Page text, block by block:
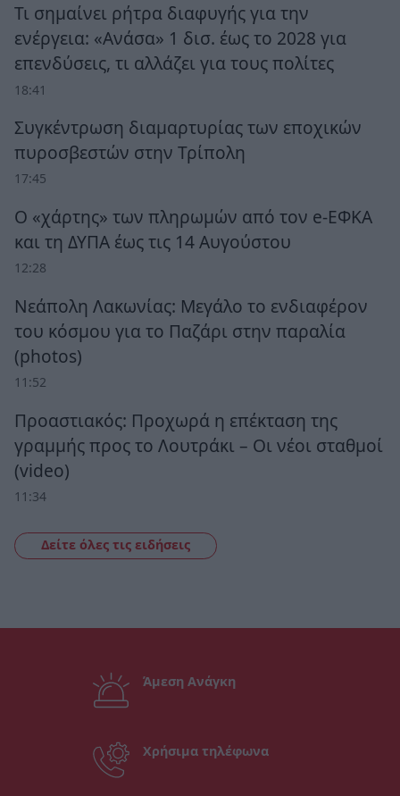
Τι σημαίνει ρήτρα διαφυγής για την
ενέργεια: «Ανάσα» 1 δισ. έως το 2028 για
επενδύσεις, τι αλλάζει για τους πολίτες
18:41
Συγκέντρωση διαμαρτυρίας των εποχικών
πυροσβεστών στην Τρίπολη
17:45
Ο «χάρτης» των πληρωμών από τον e-ΕΦΚΑ
και τη ΔΥΠΑ έως τις 14 Αυγούστου
12:28
Νεάπολη Λακωνίας: Μεγάλο το ενδιαφέρον
του κόσμου για το Παζάρι στην παραλία
(photos)
11:52
Προαστιακός: Προχωρά η επέκταση της
γραμμής προς το Λουτράκι – Οι νέοι σταθμοί
(video)
11:34
Δείτε όλες τις ειδήσεις
Άμεση Ανάγκη
Χρήσιμα τηλέφωνα